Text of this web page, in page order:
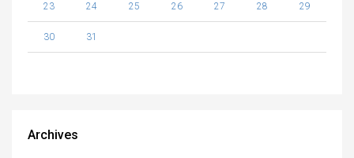
23 24 25 26 27 28 29
30 31
Archives